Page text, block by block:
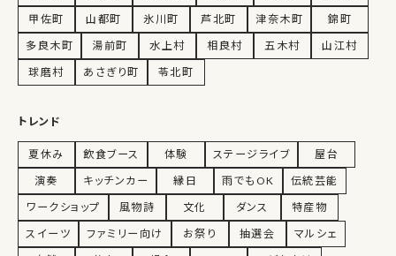
甲佐町
山都町 氷川町 芦北町 津奈木町
錦町
多良木町
湯前町 水上村 相良村 五木村
山江村
球磨村
あさぎり町 苓北町
トレンド
夏休み 飲食ブース 体験 ステージライブ
屋台
演奏
キッチンカー 縁日 雨でもOK
伝統芸能
ワークショップ
風物詩 文化 ダンス
特産物
スイーツ
ファミリー向け お祭り 抽選会
マルシェ